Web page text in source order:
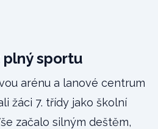
sportu
arénu a lanové centrum
žáci 7. třídy jako školní
začalo silným deštěm,